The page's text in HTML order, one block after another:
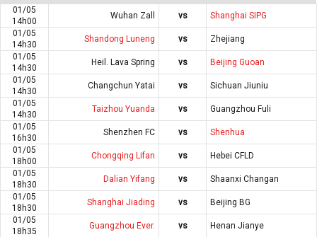
01/05
14h00
Wuhan Zall vs
Shanghai SIPG
01/05
14h30
Shandong Luneng vs
Zhejiang
01/05
14h30
Heil. Lava Spring vs
Beijing Guoan
01/05
14h30
Changchun Yatai vs
Sichuan Jiuniu
01/05
14h30
Taizhou Yuanda vs
Guangzhou Fuli
01/05
16h30
Shenzhen FC vs
Shenhua
01/05
18h00
Chongqing Lifan vs
Hebei CFLD
01/05
18h30
Dalian Yifang vs
Shaanxi Changan
01/05
18h30
Shanghai Jiading vs
Beijing BG
01/05
18h35
Guangzhou Ever. vs
Henan Jianye